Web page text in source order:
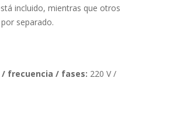
incluido, mientras que otros
separado.
frecuencia / fases: 220 V /